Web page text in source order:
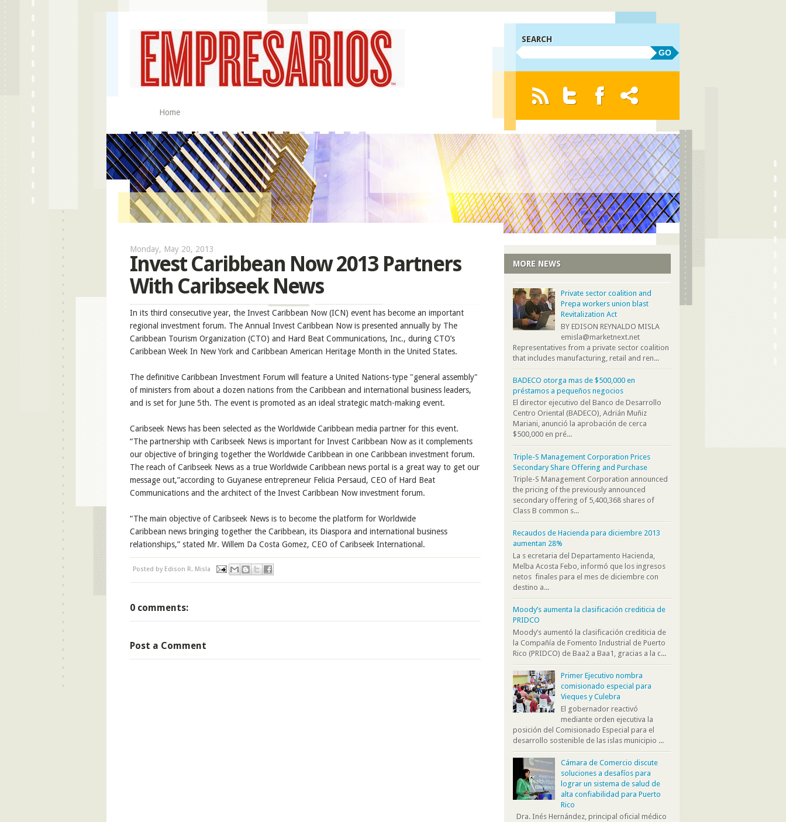
Home
SEARCH
GO
Monday, May 20, 2013
Invest Caribbean Now 2013 Partners
With Caribseek News
In its third consecutive year, the Invest Caribbean Now (ICN) event has become an important
regional investment forum. The Annual Invest Caribbean Now is presented annually by The
Caribbean Tourism Organization (CTO) and Hard Beat Communications, Inc., during CTO’s
Caribbean Week In New York and Caribbean American Heritage Month in the United States.
The definitive Caribbean Investment Forum will feature a United Nations-type "general assembly"
of ministers from about a dozen nations from the Caribbean and international business leaders,
and is set for June 5th. The event is promoted as an ideal strategic match-making event.
Caribseek News has been selected as the Worldwide Caribbean media partner for this event.
“The partnership with Caribseek News is important for Invest Caribbean Nowas it complements
our objective of bringing together the Worldwide Caribbean in one Caribbean investment forum.
The reach of Caribseek News as a true Worldwide Caribbean news portal is a great way to get our
message out,”according to Guyanese entrepreneur Felicia Persaud, CEO of Hard Beat
Communications and the architect of the Invest Caribbean Now investment forum.
“The main objective of Caribseek News is to become the platform for Worldwide
Caribbean news bringing together the Caribbean, its Diaspora and international business
relationships,” stated Mr. Willem Da Costa Gomez, CEO of Caribseek International.
Posted by Edison R. Misla
0 comments:
Post a Comment
MORE NEWS
Private sector coalition and
Prepa workers union blast
Revitalization Act
BY EDISON REYNALDO MISLA
emisla@marketnext.net
Representatives from a private sector coalition
that includes manufacturing, retail and ren...
BADECO otorga mas de $500,000 en
préstamos a pequeños negocios
El director ejecutivo del Banco de Desarrollo
Centro Oriental (BADECO), Adrián Muñiz
Mariani, anunció la aprobación de cerca
$500,000 en pré...
Triple-S Management Corporation Prices
Secondary Share Offering and Purchase
Triple-S Management Corporation announced
the pricing of the previously announced
secondary offering of 5,400,368 shares of
Class B common s...
Recaudos de Hacienda para diciembre 2013
aumentan 28%
La s ecretaria del Departamento Hacienda,
Melba Acosta Febo, informó que los ingresos
netos finales para el mes de diciembre con
destino a...
Moody’s aumenta la clasificación crediticia de
PRIDCO
Moody’s aumentó la clasificación crediticia de
la Compañía de Fomento Industrial de Puerto
Rico (PRIDCO) de Baa2 a Baa1, gracias a la c...
Primer Ejecutivo nombra
comisionado especial para
Vieques y Culebra
El gobernador reactivó
mediante orden ejecutiva la
posición del Comisionado Especial para el
desarrollo sostenible de las islas municipio ...
Cámara de Comercio discute
soluciones a desafíos para
lograr un sistema de salud de
alta confiabilidad para Puerto
Rico
Dra. Inés Hernández, principal oficial médico